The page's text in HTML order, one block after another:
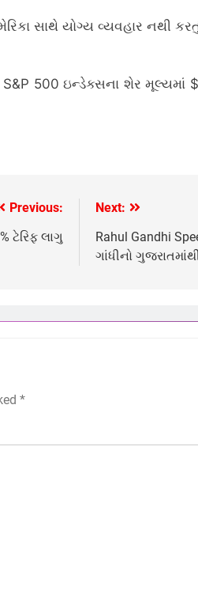
સાથે યોગ્ય વ્યવહાર નથી
500 ઇન્ડેક્સના શેર મૂલ્યમાં
Previous:
ટેરિફ લાગુ
Next:
Rahul Gandhi
ગાંધીનો
*